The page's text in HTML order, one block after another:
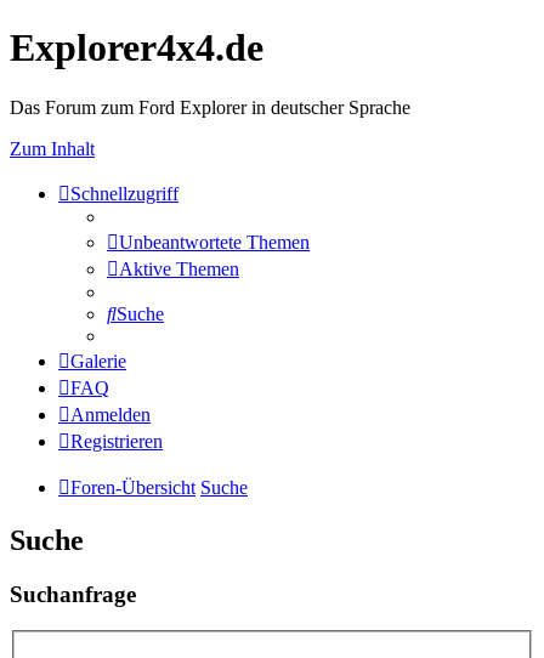
Explorer4x4.de
Das Forum zum Ford Explorer in deutscher Sprache
Zum Inhalt
Schnellzugriff
Unbeantwortete Themen
Aktive Themen
Suche
Galerie
FAQ
Anmelden
Registrieren
Foren-Übersicht Suche
Suche
Suchanfrage